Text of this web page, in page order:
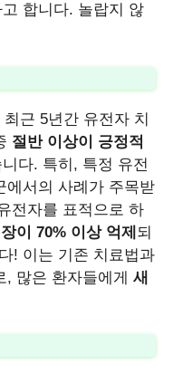
합니다. 놀랍지 않
최근 5년간 유전자 치
절반 이상이 긍정적
다. 특히, 특정 유전
에서의 사례가 주목받
전자를 표적으로 하
이 70% 이상 억제 되
! 이는 기존 치료법과
, 많은 환자들에게 새